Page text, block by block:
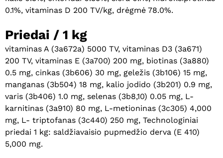
Krepšelyje nėra produktų.
0.1%, vitaminas D 200 TV/kg, drėgmė 78.0%.
Priedai / 1 kg
vitaminas A (3a672a) 5000 TV, vitaminas D3 (3a671)
200 TV, vitaminas E (3a700) 200 mg, biotinas (3a880)
0.5 mg, cinkas (3b606) 30 mg, geležis (3b106) 15 mg,
manganas (3b504) 18 mg, kalio jodido (3b201) 0.9 mg,
varis (3b406) 1.0 mg, selenas (3b8,10) 0.05 mg, L-
karnitinas (3a910) 80 mg, L-metioninas (3c305) 4,000
mg, L- triptofanas (3c440) 250 mg, Technologiniai
priedai 1 kg: saldžiavaisio pupmedžio derva (E 410)
5,000 mg.